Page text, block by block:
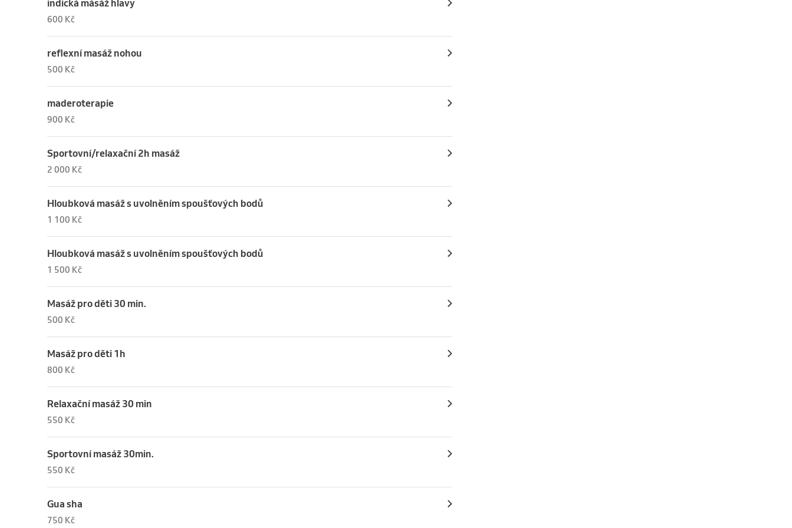
indická másáž hlavy
600 Kč
reflexní masáž nohou
500 Kč
maderoterapie
900 Kč
Sportovní/relaxační 2h masáž
2 000 Kč
Hloubková masáž s uvolněním spoušťových bodů
1 100 Kč
Hloubková masáž s uvolněním spoušťových bodů
1 500 Kč
Masáž pro děti 30 min.
500 Kč
Masáž pro děti 1h
800 Kč
Relaxační masáž 30 min
550 Kč
Sportovní masáž 30min.
550 Kč
Gua sha
750 Kč